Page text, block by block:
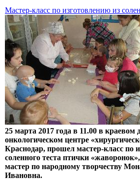
Мастер-класс по изготовлению из
25 марта 2017 года в 11.00 в краевом
онкологическом центре
Краснодар, прошел мастер-класс по
соленного теста птички
мастер по народному творчеству
Ивановна.